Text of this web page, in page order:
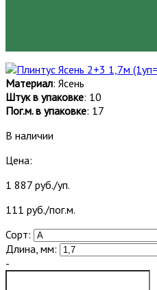
Материал: Ясень
Штук в упаковке: 10
Пог.м. в упаковке: 17
В наличии
Цена:
1 887 руб./уп.
111 руб./пог.м.
Сорт:
Длина, мм:
-